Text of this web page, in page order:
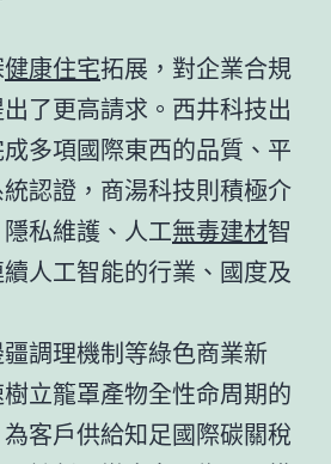
健康住宅拓展，對企業合規
了更高請求。西井科技出
多項國際東西的品質、平
認證，商湯科技則積極介
私維護、人工無毒建材智
人工智能的行業、國度及
調理機制等綠色商業新
立籠罩產物全性命周期的
客戶供給知足國際碳關稅